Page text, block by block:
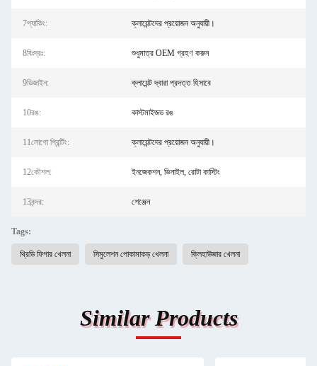
7প্যাকিং: ক্লায়েন্টদের প্রয়োজন অনুযায়ী।
8বিঃদ্রঃ: শুধুমাত্র OEM গ্রহণ করুন
9ডিজাইন: ক্লায়েন্ট দ্বারা প্রদত্ত হিসাবে
10রঙ: কাস্টমাইজড রঙ
11লোগো প্রিন্টিং: ক্লায়েন্টদের প্রয়োজন অনুযায়ী।
12কৌশল: ইনজেকশন, ভিনাইল, রোটা কাস্টিং
13বন্দর: শেঞ্জেন
Tags:
থ্রিডি ফিগার খেলনা সিমুলেশন পোকামাকড় খেলনা ক্লিহাউজার খেলনা
Similar Products